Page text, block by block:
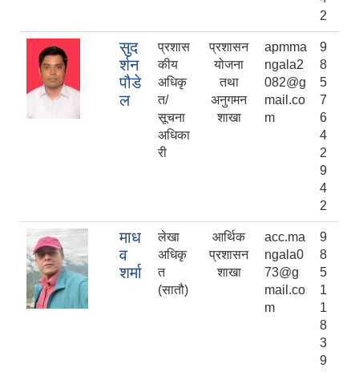
2
सुद
र्शन
पौडे
ल
प्रशास
कीय
अधिकृ
त/
सूचना
अधिका
री
प्रशासन
योजना
तथा
अनुगमन
शाखा
apmma
ngala2
082@g
mail.co
m
9
8
5
7
6
4
2
9
4
2
माध
व
शर्मा
लेखा
अधिकृ
त
(सातौ)
आर्थिक
प्रशासन
शाखा
acc.ma
ngala0
73@g
mail.co
m
9
8
5
1
1
8
3
9